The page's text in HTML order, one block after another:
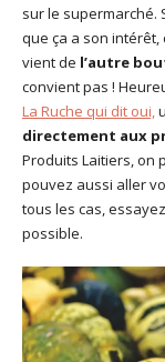
sur le supermarché.
que ça a son intérêt,
vient de l’autre
convient pas !
La Ruche qui dit oui,
directement aux
Produits Laitiers, on
pouvez aussi aller
tous les cas,
possible.